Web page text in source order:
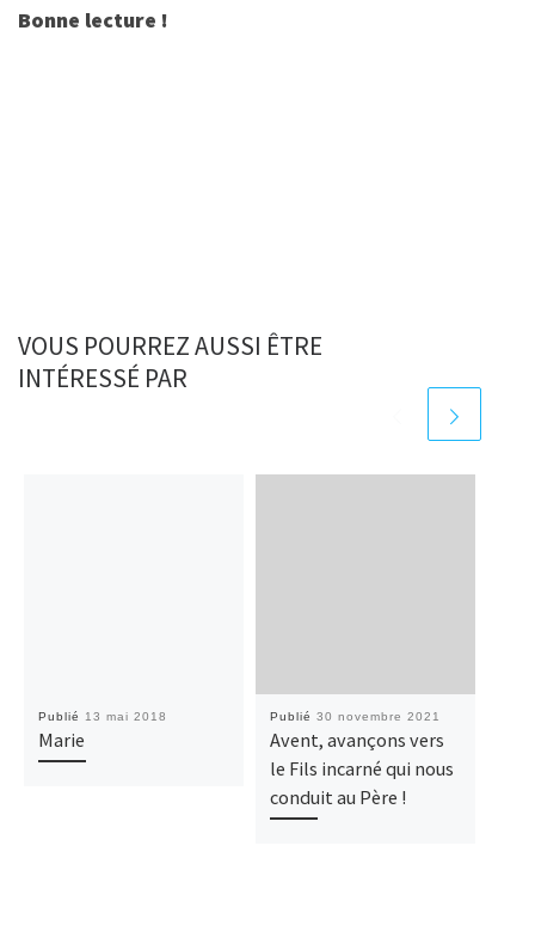
Bonne lecture !
VOUS POURREZ AUSSI ÊTRE
INTÉRESSÉ PAR
Publié 13 mai 2018
Marie
Publié 30 novembre 2021
Avent, avançons vers
le Fils incarné qui nous
conduit au Père !